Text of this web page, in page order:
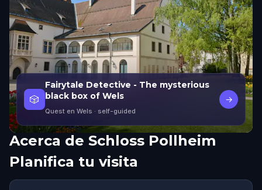
🎲
Fairytale Detective - The mysterious
black box of Wels
Quest en Wels · self-guided
→
Acerca de Schloss Pollheim
Planifica tu visita